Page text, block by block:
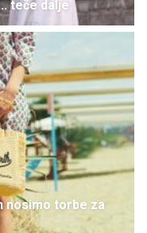
teče dalje
nosimo torbe za